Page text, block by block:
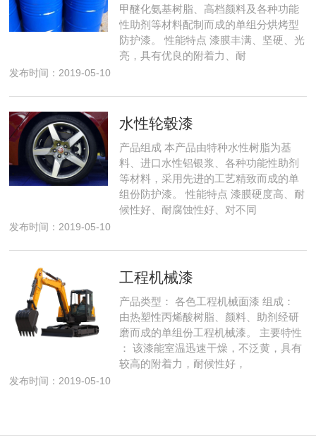
甲醚化氨基树脂、高档颜料及各种功能
性助剂等材料配制而成的单组分烘烤型
防护漆。 性能特点 漆膜丰满、坚硬、光
亮，具有优良的附着力、耐
发布时间：2019-05-10
水性轮毂漆
产品组成 本产品由特种水性树脂为基
料、进口水性铝银浆、各种功能性助剂
等材料，采用先进的工艺精致而成的单
组份防护漆。 性能特点 漆膜硬度高、耐
候性好、耐腐蚀性好、对不同
发布时间：2019-05-10
工程机械漆
产品类型： 各色工程机械面漆 组成：
由热塑性丙烯酸树脂、颜料、助剂经研
磨而成的单组份工程机械漆。 主要特性
： 该漆能室温迅速干燥，不泛黄，具有
较高的附着力，耐候性好，
发布时间：2019-05-10